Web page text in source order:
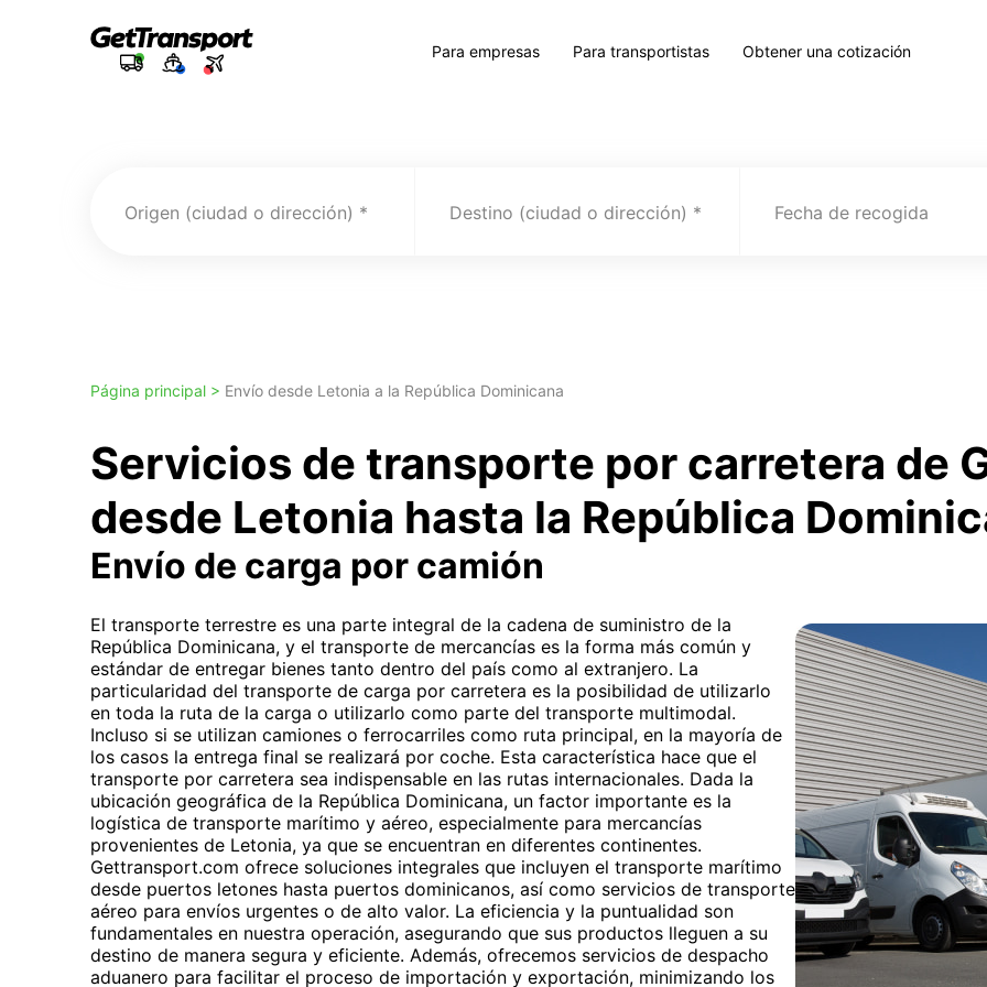
Para empresas Para transportistas Obtener una cotización
Origen (ciudad o dirección) Destino (ciudad o dirección) Fecha de recogida
Página principal > Envío desde Letonia a la República Dominicana
Servicios de transporte por carretera de
desde Letonia hasta la República
Envío de carga por camión
El transporte terrestre es una parte integral de la cadena de suministro de la
República Dominicana, y el transporte de mercancías es la forma más común y
estándar de entregar bienes tanto dentro del país como al extranjero. La
particularidad del transporte de carga por carretera es la posibilidad de utilizarlo
en toda la ruta de la carga o utilizarlo como parte del transporte multimodal.
Incluso si se utilizan camiones o ferrocarriles como ruta principal, en la mayoría de
los casos la entrega final se realizará por coche. Esta característica hace que el
transporte por carretera sea indispensable en las rutas internacionales. Dada la
ubicación geográfica de la República Dominicana, un factor importante es la
logística de transporte marítimo y aéreo, especialmente para mercancías
provenientes de Letonia, ya que se encuentran en diferentes continentes.
Gettransport.com ofrece soluciones integrales que incluyen el transporte marítimo
desde puertos letones hasta puertos dominicanos, así como servicios de transporte
aéreo para envíos urgentes o de alto valor. La eficiencia y la puntualidad son
fundamentales en nuestra operación, asegurando que sus productos lleguen a su
destino de manera segura y eficiente. Además, ofrecemos servicios de despacho
aduanero para facilitar el proceso de importación y exportación, minimizando los